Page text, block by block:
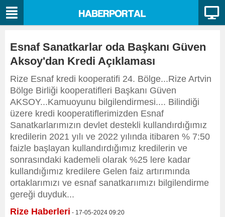
Esnaf Sanatkarlar oda Başkanı Güven
Aksoy'dan Kredi Açıklaması
Rize Esnaf kredi kooperatifi 24. Bölge...Rize Artvin
Bölge Birliği kooperatifleri Başkanı Güven
AKSOY...Kamuoyunu bilgilendirmesi.... Bilindiği
üzere kredi kooperatiflerimizden Esnaf
Sanatkarlarımızın devlet destekli kullandırdığımız
kredilerin 2021 yılı ve 2022 yılında itibaren % 7:50
faizle başlayan kullandırdığımız kredilerin ve
sonrasındaki kademeli olarak %25 lere kadar
kullandığımız kredilere Gelen faiz artırımında
ortaklarımızı ve esnaf sanatkarıımızı bilgilendirme
gereği duyduk...
Rize Haberleri - 17-05-2024 09:20